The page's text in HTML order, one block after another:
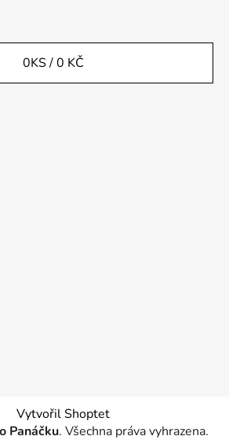
0KS /0 KČ
Vytvořil Shoptet
Panáčku. Všechna práva vyhrazena.